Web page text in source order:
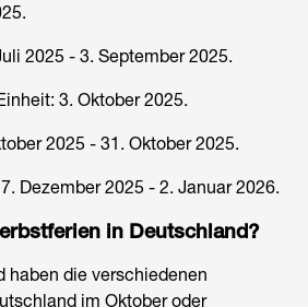
2025 - 3. September 2025.
3. Oktober 2025.
2025 - 31. Oktober 2025.
Dezember 2025 - 2. Januar 2026.
in Deutschland?
haben die verschiedenen
im Oktober oder